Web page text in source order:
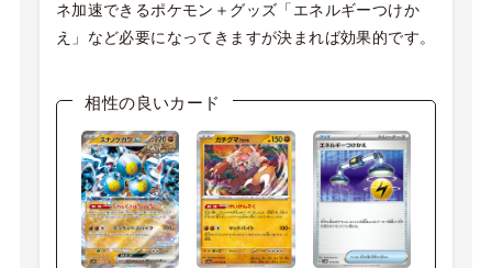
ネ加速できるポケモン＋グッズ「エネルギーつけか
え」など必要になってきますが決まれば効果的です。
相性の良いカード